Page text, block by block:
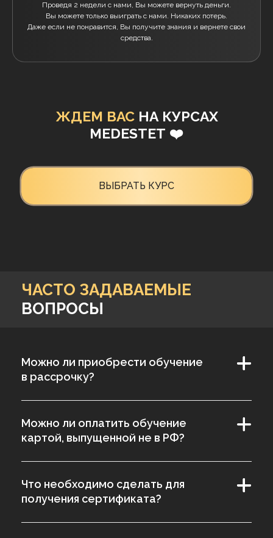
кардинально новых
97%
Удовлетворённость